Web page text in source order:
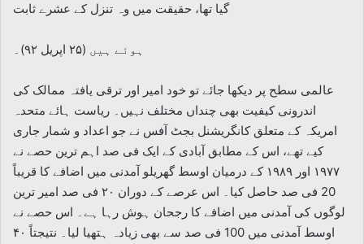
گیا تھا، حقیقت میں وہ تنزل کے عشرے ثابت
ہوئے ہیں (۲۵ اپریل ۹۲)۔
عالمی سطح پر دیکھا جائے تو خود امیر اور ترقی یافتہ ممالک کی
اندرونی کیفیت بھی چنداں مختلف نہیں۔ ریاست ہائے متحدہ
امریکہ کے متعلق کانگریشنل بجٹ آفس نے جو اعداد و شمار جاری
کیے تھے، اس کے مطابق آبادی کے ایک فی صد اہم ترین حصے نے
۱۹۷۷ اور ۱۹۸۹ کے درمیان اوسط گھریلو آمدنی میں اضافے کا قریباً
20 فی صد حاصل کیا۔ اس عرصے کے دوران ۲۰ فی صد امیر ترین
لوگوں کی آمدنی میں اضافے کا رجحان ہوش رہا ہے۔ اس حصے نے
اوسط آمدنی میں 100 فی صد سے بھی زیادہ ہتھیا لیا۔ نتیجتاً ۴۰